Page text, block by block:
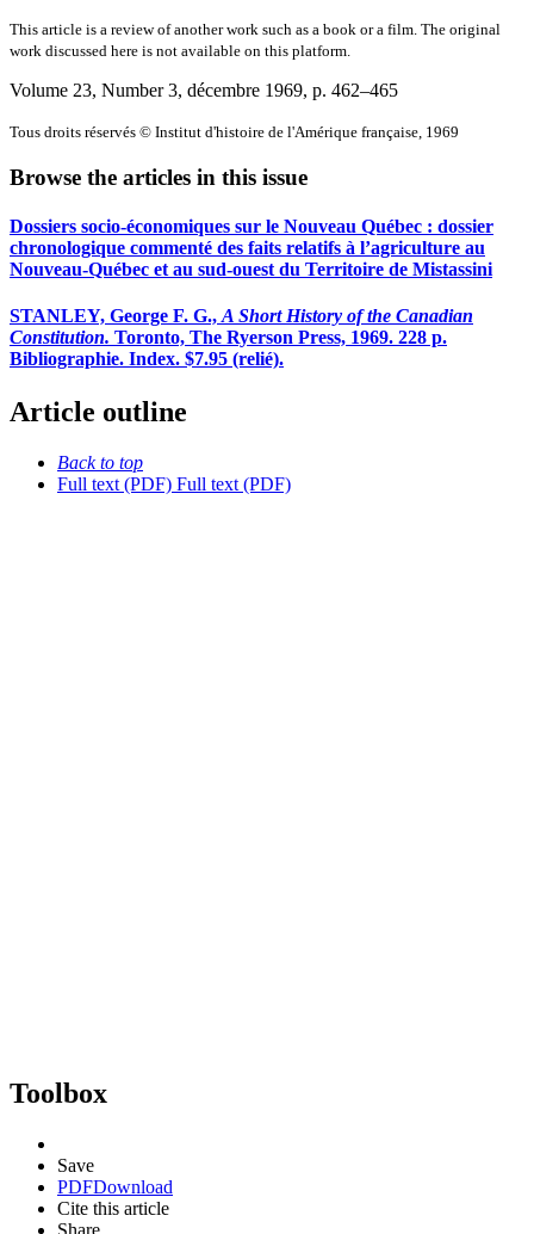
This article is a review of another work such as a book or a film. The original
work discussed here is not available on this platform.
Volume 23, Number 3, décembre 1969, p. 462–465
Tous droits réservés © Institut d'histoire de l'Amérique française, 1969
Browse the articles in this issue
Dossiers socio-économiques sur le Nouveau Québec : dossier
chronologique commenté des faits relatifs à l’agriculture au
Nouveau-Québec et au sud-ouest du Territoire de Mistassini
STANLEY, George F. G.,A Short History of the Canadian
Constitution. Toronto, The Ryerson Press, 1969. 228 p.
Bibliographie. Index. $7.95 (relié).
Article outline
Back to top
Full text (PDF) Full text (PDF)
Toolbox
Save
PDFDownload
Cite this article